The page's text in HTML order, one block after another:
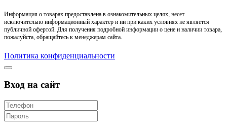
Информация о товарах предоставлена в ознакомительных целях, несет
исключительно информационный характер и ни при каких условиях не является
публичной офертой. Для получения подробной информации о цене и наличии товара,
пожалуйста, обращайтесь к менеджерам сайта.
Политика конфиденциальности
Вход на сайт